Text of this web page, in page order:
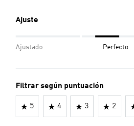
Ajuste
Ajustado Perfecto
Filtrar según puntuación
5 4 3 2